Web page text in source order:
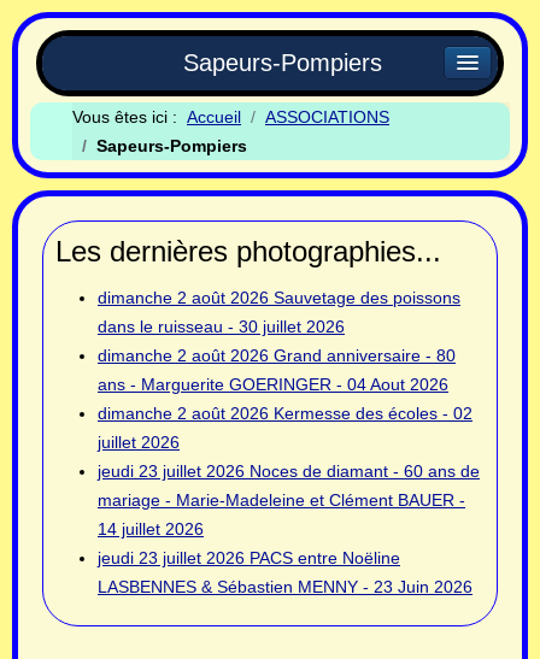
Sapeurs-Pompiers
Vous êtes ici : Accueil
ASSOCIATIONS
Sapeurs-Pompiers
Les dernières photographies...
dimanche 2 août 2026 Sauvetage des poissons
dans le ruisseau - 30 juillet 2026
dimanche 2 août 2026 Grand anniversaire - 80
ans - Marguerite GOERINGER - 04 Aout 2026
dimanche 2 août 2026 Kermesse des écoles - 02
juillet 2026
jeudi 23 juillet 2026 Noces de diamant - 60 ans de
mariage - Marie-Madeleine et Clément BAUER -
14 juillet 2026
jeudi 23 juillet 2026 PACS entre Noëline
LASBENNES & Sébastien MENNY - 23 Juin 2026